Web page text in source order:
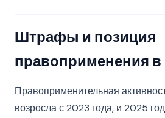
Штрафы и позиция
правоприменения в
Правоприменительная
возросла с 2023 года, и 2025